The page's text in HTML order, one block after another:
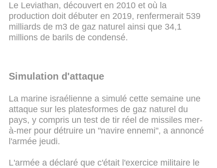
Le Leviathan, découvert en 2010 et où la
production doit débuter en 2019, renfermerait 539
milliards de m3 de gaz naturel ainsi que 34,1
millions de barils de condensé.
Simulation d'attaque
La marine israélienne a simulé cette semaine une
attaque sur les platesformes de gaz naturel du
pays, y compris un test de tir réel de missiles mer-
à-mer pour détruire un "navire ennemi", a annoncé
l'armée jeudi.
L'armée a déclaré que c'était l'exercice militaire le